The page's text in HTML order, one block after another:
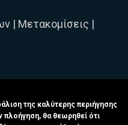
| Μετακομίσεις |
της καλύτερης περιήγησης
πλοήγηση, θα θεωρηθεί ότι